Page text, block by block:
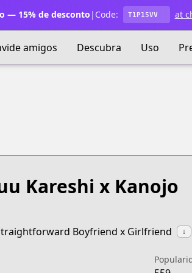
— 15% de desconto | Code: T1P15VV at
amigos Descubra Uso
Kareshi x Kanojo
Boyfriend x Girlfriend ↓